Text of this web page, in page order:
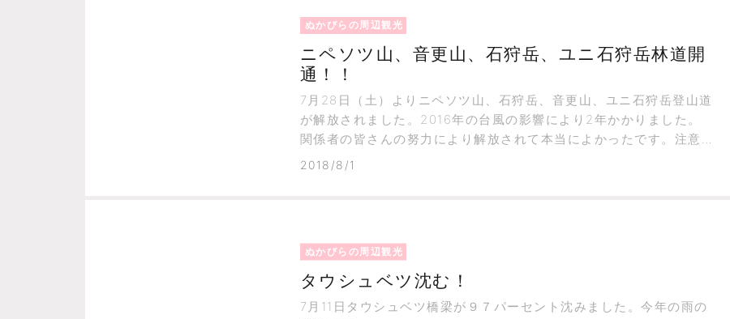
ぬかびらの周辺観光
ニペソツ山、音更山、石狩岳、ユニ石狩岳林道開
通！！
7月28日（土）よりニペソツ山、石狩岳、音更山、ユニ石狩岳登山道
が解放されました。2016年の台風の影響により2年かかりました。
関係者の皆さんの努力により解放されて本当によかったです。注意
点がありますので注意してください。
2018/8/1
ぬかびらの周辺観光
タウシュベツ沈む！
7月11日タウシュベツ橋梁が９７パーセント沈みました。今年の雨の